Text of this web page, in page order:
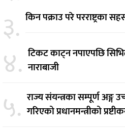
३. किन पक्राउ परे परराष्ट्रका
४. टिकट काट्न नपाएपछि
नाराबाजी
५. राज्य संयन्त्रका सम्पूर्ण अङ्ग
गरिएको प्रधानमन्त्रीको